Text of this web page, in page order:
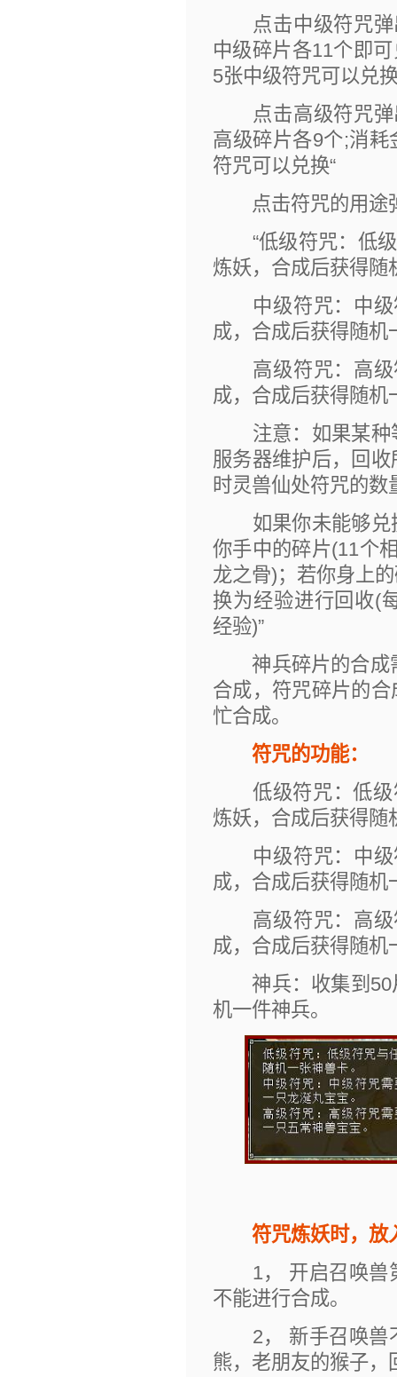
点击中级符咒弹
中级碎片各11个即
5张中级符咒可以兑
点击高级符咒弹
高级碎片各9个;消耗
符咒可以兑换“
点击符咒的用途
“低级符咒：低级
炼妖，合成后获得随
中级符咒：中级
成，合成后获得随机
高级符咒：高级
成，合成后获得随机
注意：如果某种
服务器维护后，回
时灵兽仙处符咒的数
如果你未能够兑
你手中的碎片(11个
龙之骨)；若你身上
换为经验进行回收(
经验)”
神兵碎片的合成
合成，符咒碎片的
忙合成。
符咒的功能：
低级符咒：低级
炼妖，合成后获得随
中级符咒：中级
成，合成后获得随机
高级符咒：高级
成，合成后获得随机
神兵：收集到50
机一件神兵。
符咒炼妖时，放
1， 开启召唤兽第
不能进行合成。
2， 新手召唤兽不
熊，老朋友的猴子，